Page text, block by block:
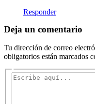
Responder
Deja un comentario
Tu dirección de correo
obligatorios están marcados
Escribe